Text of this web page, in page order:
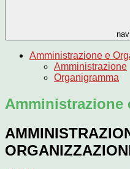
Amministrazione e
Amministrazione
Organigramma
Amministrazione